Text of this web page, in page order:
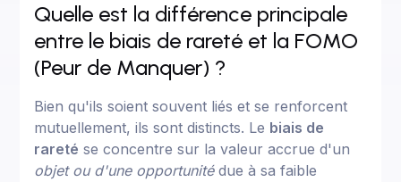
Quelle est la différence principale
entre le biais de rareté et la FOMO
(Peur de Manquer) ?
Bien qu'ils soient souvent liés et se renforcent
mutuellement, ils sont distincts. Le biais de
rareté se concentre sur la valeur accrue d'un
objet ou d'une opportunitédue à sa faible